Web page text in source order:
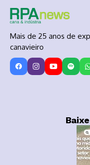
Mais de 25 anos de
canavieiro